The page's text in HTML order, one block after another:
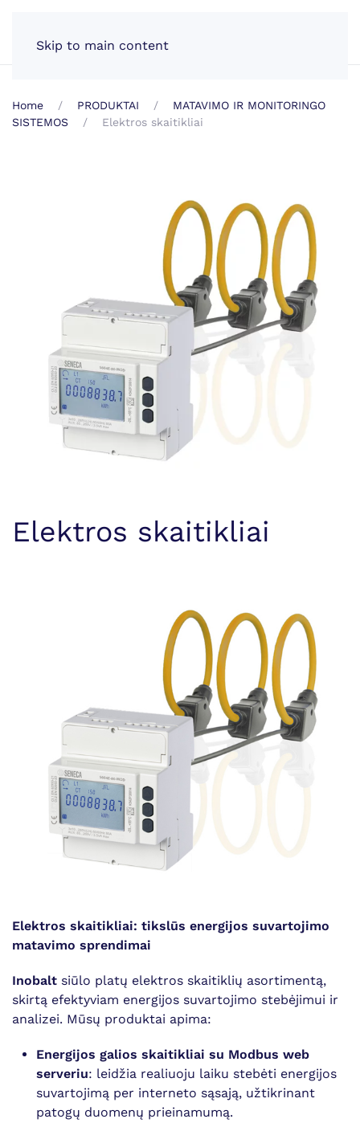
Skip to main content
Home PRODUKTAI
MATAVIMO IR MONITORINGO
SISTEMOS
Elektros skaitikliai
Elektros skaitikliai
Elektros skaitikliai: tikslūs energijos suvartojimo
matavimo sprendimai
Inobalt siūlo platų elektros skaitiklių asortimentą,
skirtą efektyviam energijos suvartojimo stebėjimui ir
analizei. Mūsų produktai apima:
Energijos galios skaitikliai su Modbus web
serveriu: leidžia realiuoju laiku stebėti energijos
suvartojimą per interneto sąsają, užtikrinant
patogų duomenų prieinamumą.